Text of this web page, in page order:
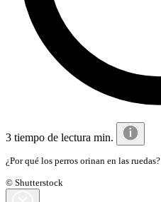
3 tiempo de lectura min.
¿Por qué los perros orinan en las ruedas?
© Shutterstock